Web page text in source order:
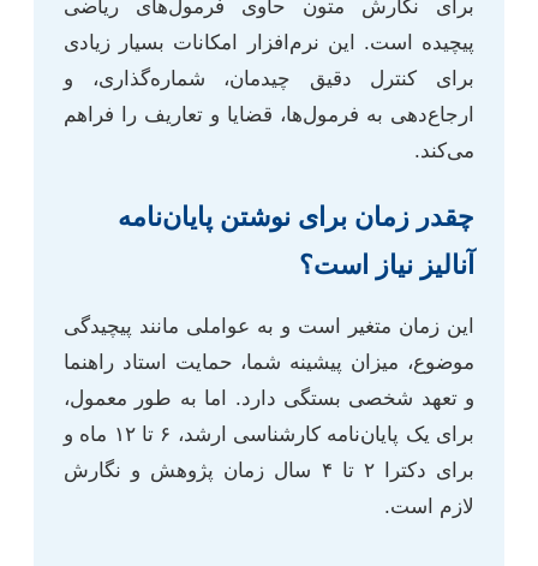
برای نگارش متون حاوی فرمول‌های ریاضی
پیچیده است. این نرم‌افزار امکانات بسیار زیادی
برای کنترل دقیق چیدمان، شماره‌گذاری، و
ارجاع‌دهی به فرمول‌ها، قضایا و تعاریف را فراهم
می‌کند.
چقدر زمان برای نوشتن پایان‌نامه
آنالیز نیاز است؟
این زمان متغیر است و به عواملی مانند پیچیدگی
موضوع، میزان پیشینه شما، حمایت استاد راهنما
و تعهد شخصی بستگی دارد. اما به طور معمول،
برای یک پایان‌نامه کارشناسی ارشد، ۶ تا ۱۲ ماه و
برای دکترا ۲ تا ۴ سال زمان پژوهش و نگارش
لازم است.